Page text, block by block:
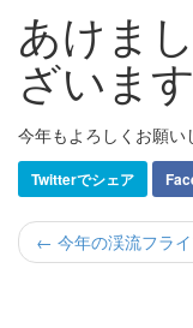
あけま
ざいます
今年もよろしくお願い
Twitterでシェア
← 今年の渓流フラ